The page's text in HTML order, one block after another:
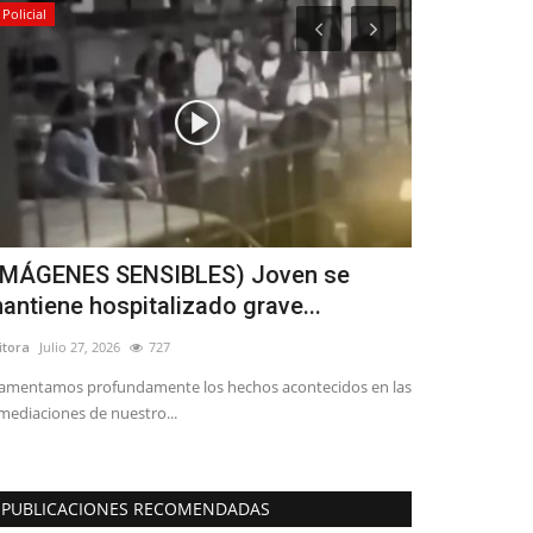
Policial
SENSIBLES) Joven se
hospitalizado grave...
Julio 27, 2026 727
profundamente los hechos acontecidos en las
de nuestro...
PUBLICACIONES RECOMENDADAS